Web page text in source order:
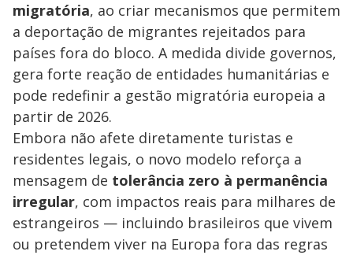
migratória, ao criar mecanismos que permitem
a deportação de migrantes rejeitados para
países fora do bloco. A medida divide governos,
gera forte reação de entidades humanitárias e
pode redefinir a gestão migratória europeia a
partir de 2026.
Embora não afete diretamente turistas e
residentes legais, o novo modelo reforça a
mensagem de tolerância zero à permanência
irregular, com impactos reais para milhares de
estrangeiros — incluindo brasileiros que vivem
ou pretendem viver na Europa fora das regras